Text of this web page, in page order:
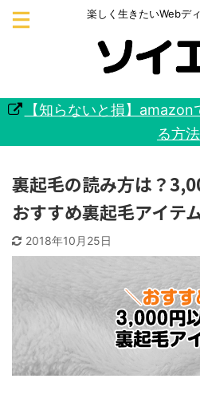
楽しく生きたいWebデ
【知らないと損】amazon
る方法
裏起毛の読み方は？
おすすめ裏起毛アイテ
2018年10月25日